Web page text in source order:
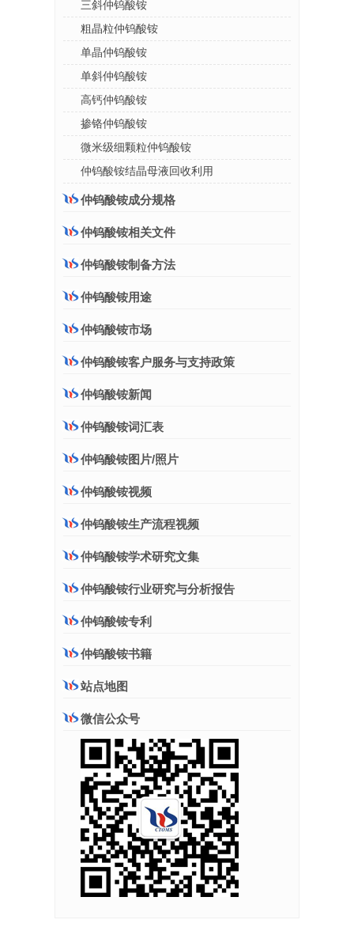
三斜仲钨酸铵
粗晶粒仲钨酸铵
单晶仲钨酸铵
单斜仲钨酸铵
高钙仲钨酸铵
掺铬仲钨酸铵
微米级细颗粒仲钨酸铵
仲钨酸铵结晶母液回收利用
仲钨酸铵成分规格
仲钨酸铵相关文件
仲钨酸铵制备方法
仲钨酸铵用途
仲钨酸铵市场
仲钨酸铵客户服务与支持政策
仲钨酸铵新闻
仲钨酸铵词汇表
仲钨酸铵图片/照片
仲钨酸铵视频
仲钨酸铵生产流程视频
仲钨酸铵学术研究文集
仲钨酸铵行业研究与分析报告
仲钨酸铵专利
仲钨酸铵书籍
站点地图
微信公众号